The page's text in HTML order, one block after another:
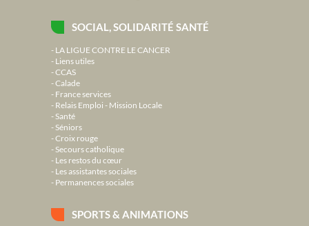
SOCIAL, SOLIDARITÉ SANTÉ
LA LIGUE CONTRE LE CANCER
Liens utiles
CCAS
Calade
France services
Relais Emploi - Mission Locale
Santé
Séniors
Croix rouge
Secours catholique
Les restos du cœur
Les assistantes sociales
Permanences sociales
SPORTS & ANIMATIONS